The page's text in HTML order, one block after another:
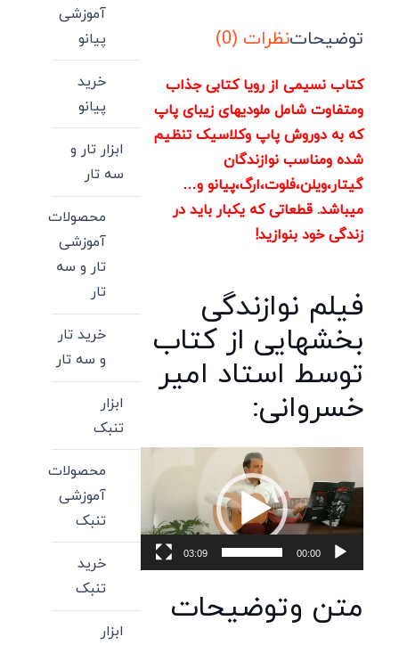
توضیحاتنظرات (0)
کتاب نسیمی از رویا کتابی جذاب
ومتفاوت شامل ملودیهای زیبای پاپ
که به دوروش پاپ وکلاسیک تنظیم
شده ومناسب نوازندگان
گیتار،ویلن،فلوت،ارگ،پیانو و…
میباشد. قطعاتی که یکبار باید در
زندگی خود بنوازید!
فیلم نوازندگی
بخشهایی از کتاب
توسط استاد امیر
خسروانی:
ویدیو
00:00
03:09
متن وتوضیحات
آموزشی
پیانو
خرید
پیانو
ابزار تار و
سه تار
محصولات
آموزشی
تار و سه
تار
خرید تار
و سه تار
ابزار
تنبک
محصولات
آموزشی
تنبک
خرید
تنبک
ابزار